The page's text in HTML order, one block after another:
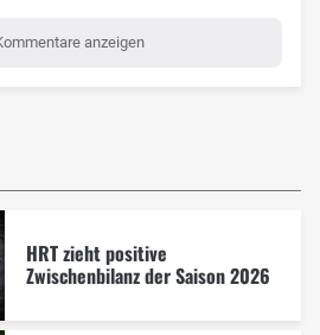
anzeigen
HRT zieht positive
Zwischenbilanz der Saison 2026